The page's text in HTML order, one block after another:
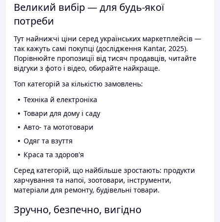
Великий вибір — для будь-якої
потреби
Тут найнижчі ціни серед українських маркетплейсів —
так кажуть самі покупці (дослідження Kantar, 2025).
Порівнюйте пропозиції від тисяч продавців, читайте
відгуки з фото і відео, обирайте найкраще.
Топ категорій за кількістю замовлень:
Техніка й електроніка
Товари для дому і саду
Авто- та мототовари
Одяг та взуття
Краса та здоров'я
Серед категорій, що найбільше зростають: продукти
харчування та напої, зоотовари, інструменти,
матеріали для ремонту, будівельні товари.
Зручно, безпечно, вигідно